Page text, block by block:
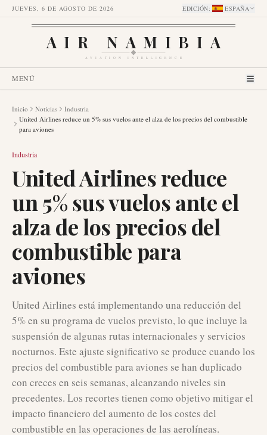
JUEVES, 6 DE AGOSTO DE 2026 EDICIÓN: ESPAÑA
AIR NAMIBIA
AVIATION INTELLIGENCE
MENÚ
Inicio Noticias
Industria
United Airlines reduce un 5% sus vuelos ante el alza de los precios del combustible
para aviones
Industria
United Airlines reduce
un 5% sus vuelos ante el
alza de los precios del
combustible para
aviones
United Airlines está implementando una reducción del
5% en su programa de vuelos previsto, lo que incluye la
suspensión de algunas rutas internacionales y servicios
nocturnos. Este ajuste significativo se produce cuando los
precios del combustible para aviones se han duplicado
con creces en seis semanas, alcanzando niveles sin
precedentes. Los recortes tienen como objetivo mitigar el
impacto financiero del aumento de los costes del
combustible en las operaciones de las aerolíneas.